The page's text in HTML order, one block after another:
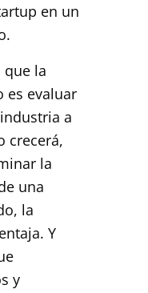
en un
que la
es evaluar
a
crecerá,
la
una
la
Y
y